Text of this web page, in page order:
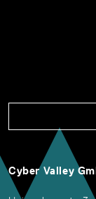
Cyber Valley